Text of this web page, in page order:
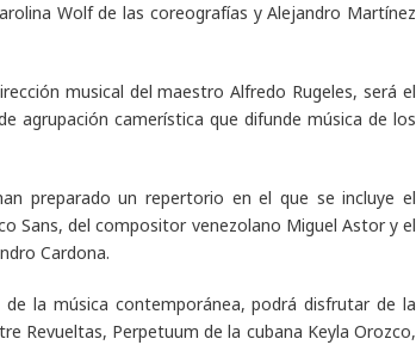
Wolf de las coreografías y Alejandro Martínez
musical del maestro Alfredo Rugeles, será el
agrupación camerística que difunde música de los
preparado un repertorio en el que se incluye el
Sans, del compositor venezolano Miguel Astor y el
Cardona.
la música contemporánea, podrá disfrutar de la
Revueltas, Perpetuum de la cubana Keyla Orozco,